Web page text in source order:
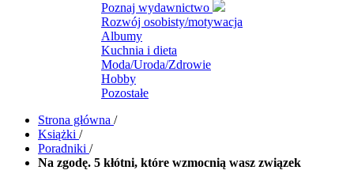
Poznaj wydawnictwo
Rozwój osobisty/motywacja
Albumy
Kuchnia i dieta
Moda/Uroda/Zdrowie
Hobby
Pozostałe
Strona główna /
Książki /
Poradniki /
Na zgodę. 5 kłótni, które wzmocnią wasz związek